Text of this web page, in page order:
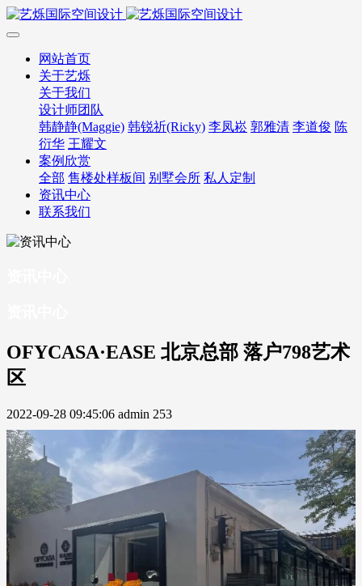
网站首页
关于艺烁
关于我们
设计师团队
韩静静(Maggie) 韩锐祈(Ricky) 李凤崧 郭雅清 李道俊 陈
衍华 王耀文
案例欣赏
全部 售楼处样板间 别墅会所 私人定制
资讯中心
联系我们
OFYCASA·EASE 北京总部 落户798艺术
区
2022-09-28 09:45:06 admin 253